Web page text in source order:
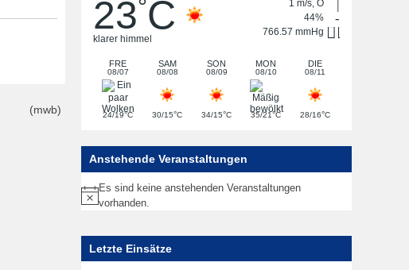
(mwb)
23°C
klarer himmel
1 m/s, O
44%
766.57 mmHg
FRE
08/07
SAM
08/08
SON
08/09
MON
08/10
DIE
08/11
24/19°C 30/15°C 34/15°C 35/21°C 28/16°C
Anstehende Veranstaltungen
Hinweis
Es sind keine anstehenden Veranstaltungen
vorhanden.
Letzte Einsätze